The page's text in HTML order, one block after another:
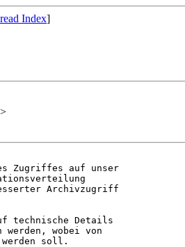
Index]
Zugriffes auf unser
Archivzugriff
technische Details
wobei von
soll.